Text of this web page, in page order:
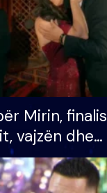
Mirin,
vajzën dhe
S’kemi